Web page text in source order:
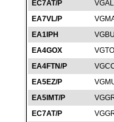
EC7AT/P
EA7VL/P
EA1IPH
EA4GOX
EA4FTN/P
EA5EZ/P
EA5IMT/P
EC7AT/P